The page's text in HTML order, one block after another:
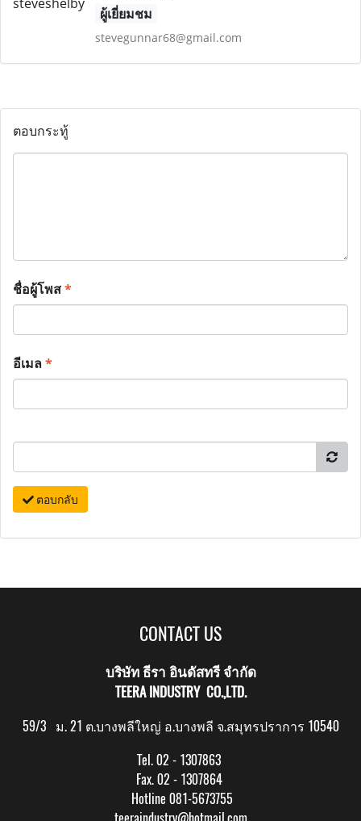
ผู้เยี่ยมชม
stevegunnar68@gmail.com
ตอบกระทู้
ชื่อผู้โพส*
อีเมล*
ตอบกลับ
CONTACT US
บริษัท ธีรา อินดัสทรี จำกัด
TEERA INDUSTRY CO.,LTD.
59/3 ม. 21 ต.บางพลีใหญ่ อ.บางพลี จ.สมุทรปราการ 10540
Tel. 02 - 1307863
Fax. 02 - 1307864
Hotline 081-5673755